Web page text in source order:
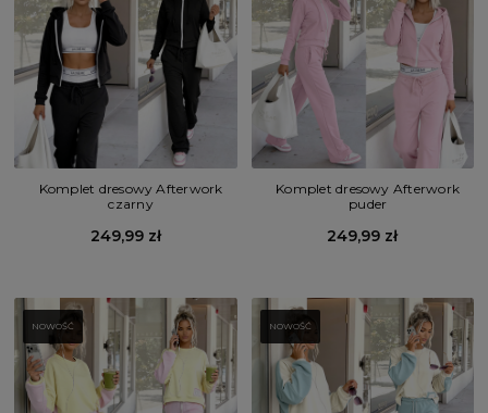
Komplet dresowy Afterwork
czarny
249,99 zł
Komplet dresowy Afterwork
puder
249,99 zł
NOWOŚĆ NOWOŚĆ